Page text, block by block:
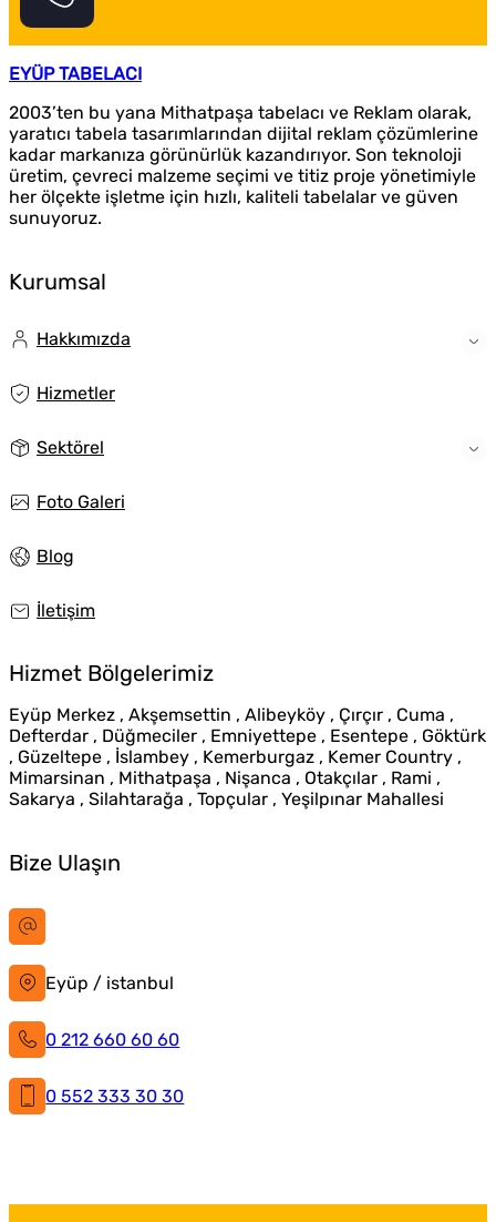
EYÜP TABELACI
2003’ten bu yana Mithatpaşa tabelacı ve Reklam olarak,
yaratıcı tabela tasarımlarından dijital reklam çözümlerine
kadar markanıza görünürlük kazandırıyor. Son teknoloji
üretim, çevreci malzeme seçimi ve titiz proje yönetimiyle
her ölçekte işletme için hızlı, kaliteli tabelalar ve güven
sunuyoruz.
Kurumsal
Hakkımızda
Hizmetler
Sektörel
Foto Galeri
Blog
İletişim
Hizmet Bölgelerimiz
Eyüp Merkez , Akşemsettin , Alibeyköy , Çırçır , Cuma ,
Defterdar , Düğmeciler , Emniyettepe , Esentepe , Göktürk
, Güzeltepe , İslambey , Kemerburgaz , Kemer Country ,
Mimarsinan , Mithatpaşa , Nişanca , Otakçılar , Rami ,
Sakarya , Silahtarağa , Topçular , Yeşilpınar Mahallesi
Bize Ulaşın
Eyüp / istanbul
0 212 660 60 60
0 552 333 30 30